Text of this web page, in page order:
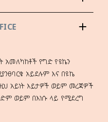
አመለካከቶች የግድ የዩኬን
አይደሉም እና በዩኬ
አይነት እይታዎች ወይም መረጃዎች
ወይም በእነሱ ላይ የሚደረግ